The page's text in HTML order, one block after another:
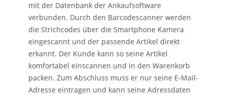
mit der Datenbank der Ankaufsoftware
verbunden. Durch den Barcodescanner werden
die Strichcodes über die Smartphone Kamera
eingescannt und der passende Artikel direkt
erkannt. Der Kunde kann so seine Artikel
komfortabel einscannen und in den Warenkorb
packen. Zum Abschluss muss er nur seine E-Mail-
Adresse eintragen und kann seine Adressdaten